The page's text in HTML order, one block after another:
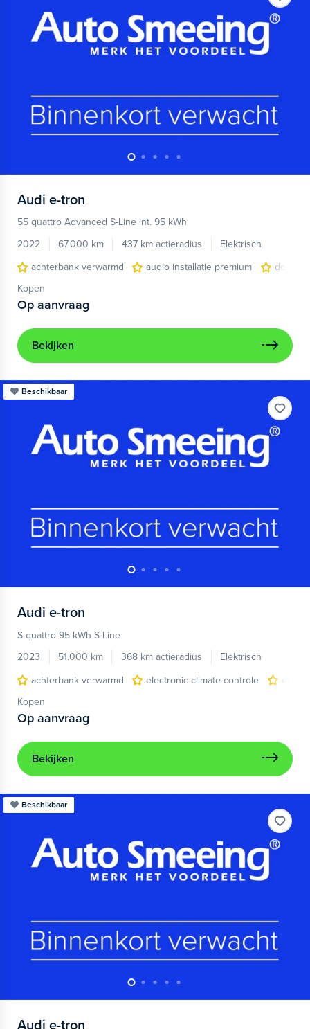
Audi e-tron
55 quattro Advanced S-Line int. 95 kWh
2022
67.000 km 437 km actieradius
Elektrisch
achterbank verwarmd
audio installatie premium
Kopen
Op aanvraag
Bekijken
Beschikbaar
Audi e-tron
S quattro 95 kWh S-Line
2023
51.000 km 368 km actieradius
Elektrisch
achterbank verwarmd
electronic climate controle
Kopen
Op aanvraag
Bekijken
Beschikbaar